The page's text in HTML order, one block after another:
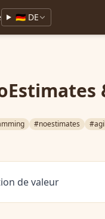
🇩🇪 DE
#noestimates
de valeur